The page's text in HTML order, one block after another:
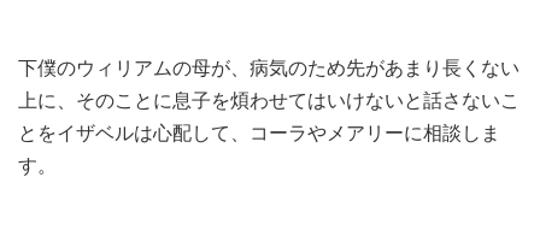
下僕のウィリアムの母が、病気のため先があまり長くない
上に、そのことに息子を煩わせてはいけないと話さないこ
とをイザベルは心配して、コーラやメアリーに相談しま
す。